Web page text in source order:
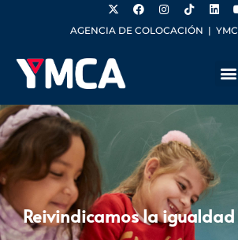
AGENCIA DE COLOCACIÓN |
Reivindicamos la igualdad